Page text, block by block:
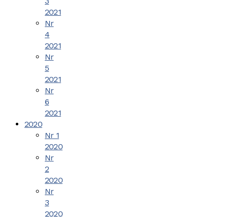
2021
Nr
4
2021
Nr
5
2021
Nr
6
2021
2020
Nr 1
2020
Nr
2
2020
Nr
3
2020